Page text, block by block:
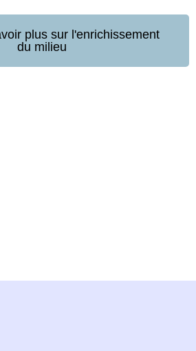
plus sur l'enrichissement
du milieu